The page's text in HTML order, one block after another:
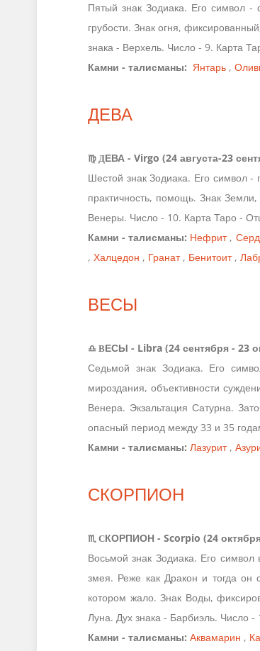
Пятый знак Зодиака. Его символ -
грубости. Знак огня,
знака - Верхель. Число - 9. Карта
Камни - талисманы: Янтарь ,
ДЕВА
♍ ДЕВА - Virgo (24 августа-23
Шестой знак Зодиака. Его символ -
практичность, помощь. Знак
Венеры. Число - 10. Карта Таро -
Камни - талисманы: Нефрит,
, Халцедон , Гранат, Бенитоит,
ВЕСЫ
♎ ВЕСЫ - Libra (24 сентября - 23
Седьмой знак Зодиака. Его
мироздания, объективности
Венера. Экзальтация Сатурна.
опасный период между 33 и 35
Камни - талисманы: Лазурит,
СКОРПИОН
♏ СКОРПИОН - Scorpio (24
Восьмой знак Зодиака. Его
змея. Реже как Дракон и тогда он
котором жало. Знак Воды,
Луна. Дух знака - Барбиэль. Число
Камни - талисманы: Аквамарин ,